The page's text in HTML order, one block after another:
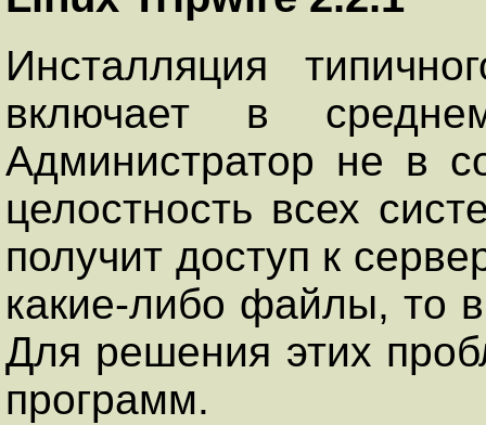
Инсталляция
включает в
Администратор не в
целостность всех
получит доступ к
какие-либо файлы, то
Для решения этих
программ.